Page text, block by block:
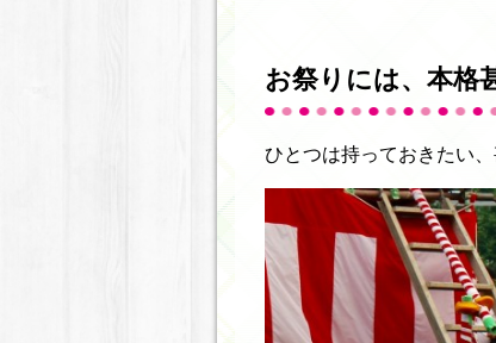
お祭りには、本格
ひとつは持っておきたい